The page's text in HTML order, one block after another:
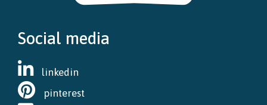
Social media
linkedin
pinterest